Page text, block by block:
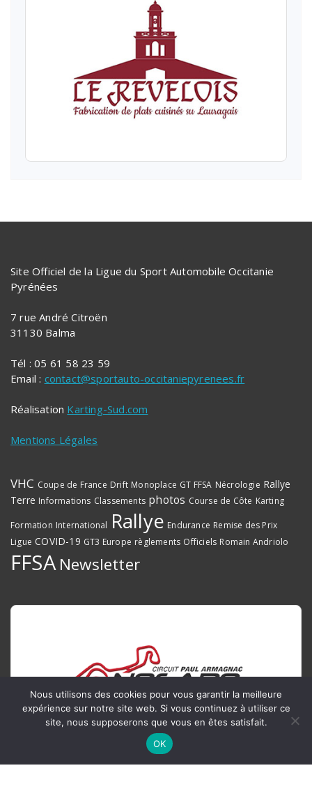
Site Officiel de la Ligue du Sport Automobile Occitanie
Pyrénées
7 rue André Citroën
31130 Balma
Tél : 05 61 58 23 59
Email : contact@sportauto-occitaniepyrenees.fr
Réalisation Karting-Sud.com
Mentions Légales
VHC Coupe de France Drift Monoplace GT FFSA Nécrologie Rallye
Terre Informations Classements photos Course de Côte Karting
Formation International Rallye Endurance Remise des Prix
Ligue COVID-19 GT3 Europe règlements Officiels Romain Andriolo
FFSANewsletter
Nous utilisons des cookies pour vous garantir la meilleure
expérience sur notre site web. Si vous continuez à utiliser ce
site, nous supposerons que vous en êtes satisfait.
OK